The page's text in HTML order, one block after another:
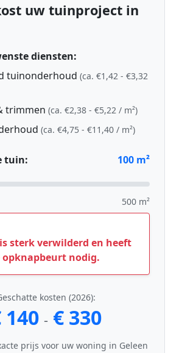
uw tuinproject in
diensten:
tuinonderhoud (ca. €1,42 - €3,32
trimmen (ca. €2,38 - €5,22 / m²)
(ca. €4,75 - €11,40 / m²)
tuin: 100 m²
500 m²
sterk verwilderd en heeft
nodig.
kosten (2026):
140 - € 330
prijs voor uw woning in Geleen